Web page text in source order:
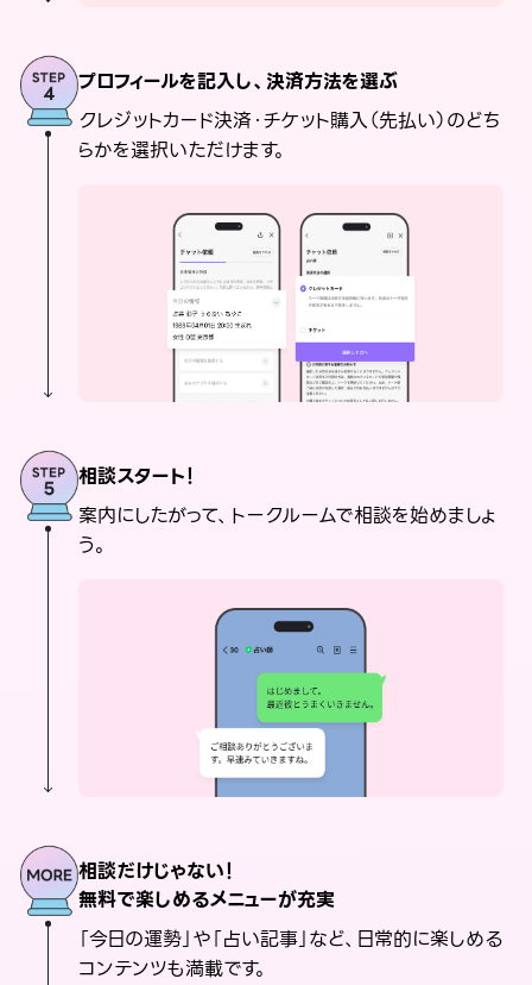
プロフィールを記入し、決済方法を選ぶ
クレジットカード決済・チケット購入（先払い）のどち
らかを選択いただけます。
相談スタート！
案内にしたがって、トークルームで相談を始めましょ
う。
相談だけじゃない！
無料で楽しめるメニューが充実
「今日の運勢」や「占い記事」など、日常的に楽しめる
コンテンツも満載です。